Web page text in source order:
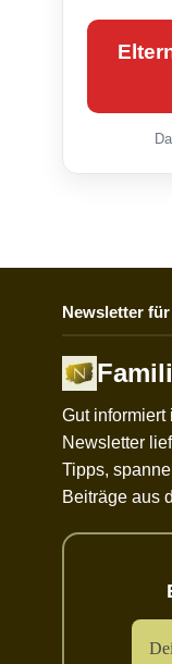
Newsletter
Gut
Newsletter
Tipps,
Beiträge aus